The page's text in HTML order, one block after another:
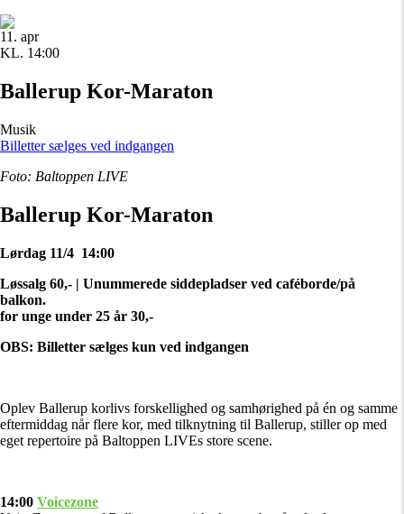
11. apr
KL. 14:00
Ballerup Kor-Maraton
Musik
Billetter sælges ved indgangen
Foto: Baltoppen LIVE
Ballerup Kor-Maraton
Lørdag 11/4 14:00
Løssalg 60,- | Unummerede siddepladser ved caféborde/på
balkon.
for unge under 25 år 30,-
OBS: Billetter sælges kun ved indgangen
Oplev Ballerup korlivs forskellighed og samhørighed på én og samme
eftermiddag når flere kor, med tilknytning til Ballerup, stiller op med
eget repertoire på Baltoppen LIVEs store scene.
14:00 Voicezone